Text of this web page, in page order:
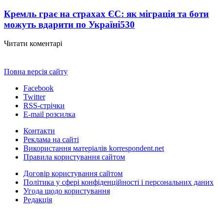
Кремль грає на страхах ЄС: як міграція та боти
можуть вдарити по Україні530
Читати коментарі
Повна версія сайту
Facebook
Twitter
RSS-стрічки
E-mail розсилка
Контакти
Реклама на сайті
Використання матеріалів korrespondent.net
Правила користування сайтом
Договір користування сайтом
Політика у сфері конфіденційності і персональних даних
Угода щодо користування
Редакція